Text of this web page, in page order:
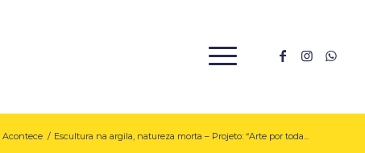
Acontece / Escultura na argila, natureza morta – Projeto: “Arte por toda...